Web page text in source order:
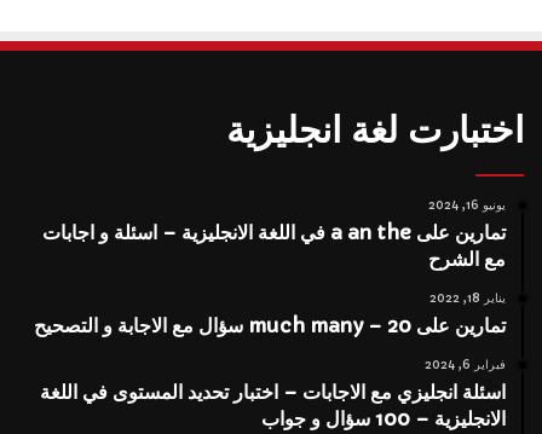
اختبارت لغة انجليزية
يونيو 16, 2024
تمارين على a an the في اللغة الانجليزية – اسئلة و اجابات
مع الشرح
يناير 18, 2022
تمارين على much many – 20 سؤال مع الاجابة و التصحيح
فبراير 6, 2024
اسئلة انجليزي مع الاجابات – اختبار تحديد المستوى في اللغة
الانجليزية – 100 سؤال و جواب